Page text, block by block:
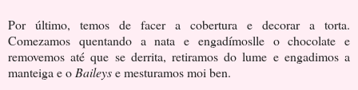
Por último, temos de facer a cobertura e decorar a torta.
Comezamos quentando a nata e engadímoslle o chocolate e
removemos até que se derrita, retiramos do lume e engadimos a
manteiga e o Baileyse mesturamos moi ben.